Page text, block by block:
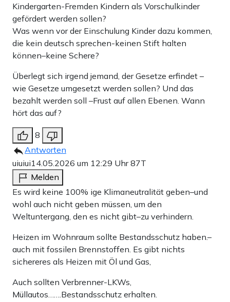
Kindergarten-Fremden Kindern als Vorschulkinder
gefördert werden sollen?
Was wenn vor der Einschulung Kinder dazu kommen,
die kein deutsch sprechen-keinen Stift halten
können–keine Schere?
Überlegt sich irgend jemand, der Gesetze erfindet –
wie Gesetze umgesetzt werden sollen? Und das
bezahlt werden soll –Frust auf allen Ebenen. Wann
hört das auf?
8
Antworten
uiuiui14.05.2026 um 12:29 Uhr87T
Melden
Es wird keine 100% ige Klimaneutralität geben–und
wohl auch nicht geben müssen, um den
Weltuntergang, den es nicht gibt–zu verhindern.
Heizen im Wohnraum sollte Bestandsschutz haben.–
auch mit fossilen Brennstoffen. Es gibt nichts
sichereres als Heizen mit Öl und Gas,
Auch sollten Verbrenner-LKWs,
Müllautos…….Bestandsschutz erhalten.